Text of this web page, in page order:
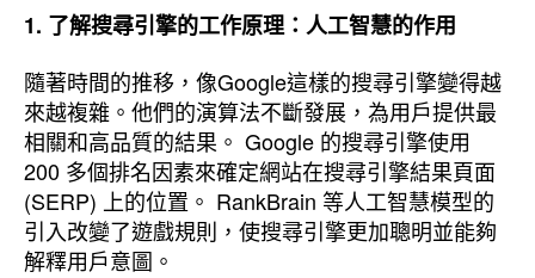
1. 了解搜尋引擎的工作原理：人工智慧的作用
隨著時間的推移，像Google這樣的搜尋引擎變得越
來越複雜。他們的演算法不斷發展，為用戶提供最
相關和高品質的結果。 Google 的搜尋引擎使用
200 多個排名因素來確定網站在搜尋引擎結果頁面
(SERP) 上的位置。 RankBrain 等人工智慧模型的
引入改變了遊戲規則，使搜尋引擎更加聰明並能夠
解釋用戶意圖。